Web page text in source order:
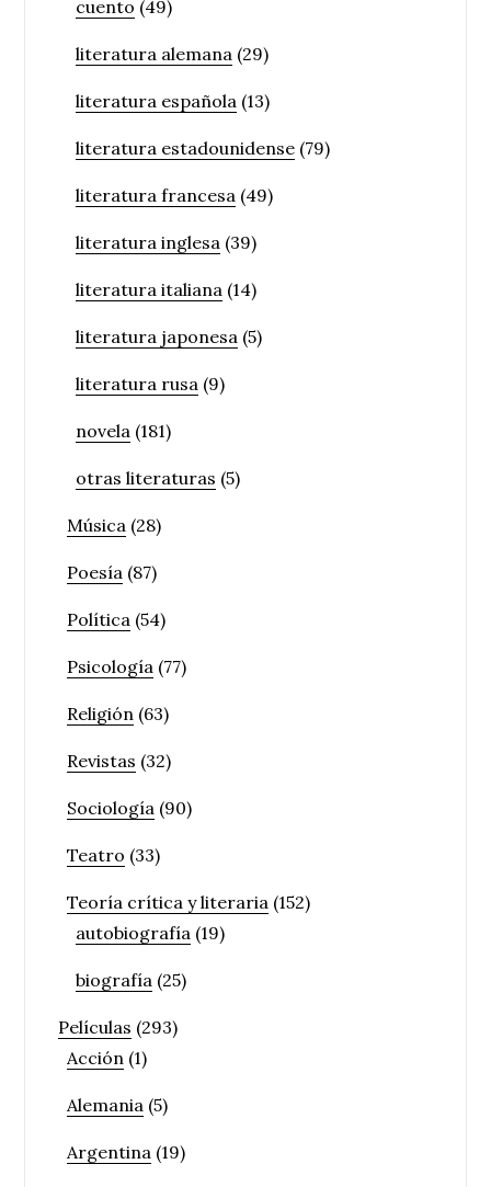
cuento (49)
literatura alemana (29)
literatura española (13)
literatura estadounidense (79)
literatura francesa (49)
literatura inglesa (39)
literatura italiana (14)
literatura japonesa (5)
literatura rusa (9)
novela (181)
otras literaturas (5)
Música (28)
Poesía (87)
Política (54)
Psicología (77)
Religión (63)
Revistas (32)
Sociología (90)
Teatro (33)
Teoría crítica y literaria (152)
autobiografía (19)
biografía (25)
Películas (293)
Acción (1)
Alemania (5)
Argentina (19)